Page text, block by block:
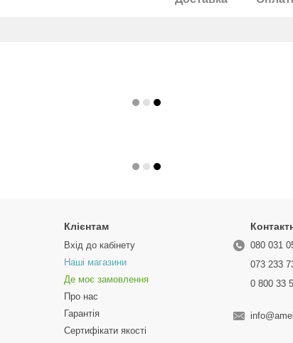
Клієнтам
Вхід до кабінету
Наші магазини
Де моє замовлення
Про нас
Гарантія
Сертифікати якості
080 031
073 233
0 800 33